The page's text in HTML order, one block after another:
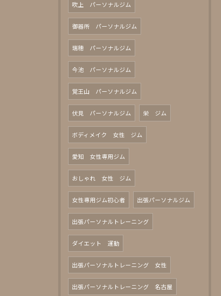
吹上 パーソナルジム
御器所 パーソナルジム
瑞穂 パーソナルジム
今池 パーソナルジム
覚王山 パーソナルジム
伏見 パーソナルジム 栄 ジム
ボディメイク 女性 ジム
愛知 女性専用ジム
おしゃれ 女性 ジム
女性専用ジム初心者 出張パーソナルジム
出張パーソナルトレーニング
ダイエット 運動
出張パーソナルトレーニング 女性
出張パーソナルトレーニング 名古屋